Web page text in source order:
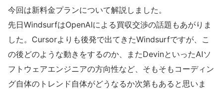
今回は新料金プランについて解説しました。
先日WindsurfはOpenAIによる買収交渉の話題もあがりま
した。Cursorよりも後発で出てきたWindsurfですが、こ
の後どのような動きをするのか、またDevinといったAIソ
フトウェアエンジニアの方向性など、そもそもコーディン
グ自体のトレンド自体がどうなるか次第もあると思いま